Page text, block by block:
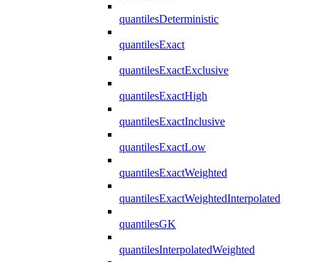
quantilesDeterministic
quantilesExact
quantilesExactExclusive
quantilesExactHigh
quantilesExactInclusive
quantilesExactLow
quantilesExactWeighted
quantilesExactWeightedInterpolated
quantilesGK
quantilesInterpolatedWeighted